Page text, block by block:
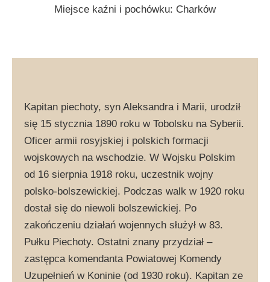
Miejsce kaźni i pochówku: Charków
Kapitan piechoty, syn Aleksandra i Marii, urodził
się 15 stycznia 1890 roku w Tobolsku na Syberii.
Oficer armii rosyjskiej i polskich formacji
wojskowych na wschodzie. W Wojsku Polskim
od 16 sierpnia 1918 roku, uczestnik wojny
polsko-bolszewickiej. Podczas walk w 1920 roku
dostał się do niewoli bolszewickiej. Po
zakończeniu działań wojennych służył w 83.
Pułku Piechoty. Ostatni znany przydział –
zastępca komendanta Powiatowej Komendy
Uzupełnień w Koninie (od 1930 roku). Kapitan ze